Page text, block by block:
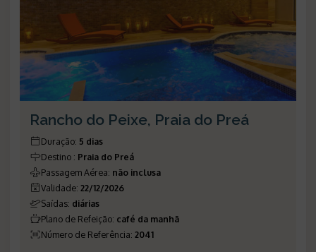
Rancho do Peixe, Praia do Preá
Duração: 5 dias
Destino : Praia do Preá
Passagem Aérea: não inclusa
Validade: 22/12/2026
Saídas: diárias
Plano de Refeição: café da manhã
Número de Referência: 2041